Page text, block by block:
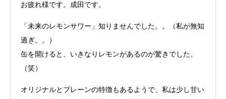
お疲れ様です。成田です。
「未来のレモンサワー」知りませんでした。。（私が無知
過ぎ。。）
缶を開けると、いきなりレモンがあるのが驚きでした。
（笑）
オリジナルとプレーンの特徴もあるようで、私は少し甘い